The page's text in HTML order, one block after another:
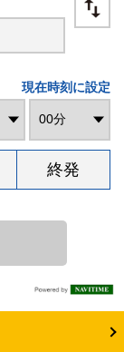
現在時刻に設定
終発